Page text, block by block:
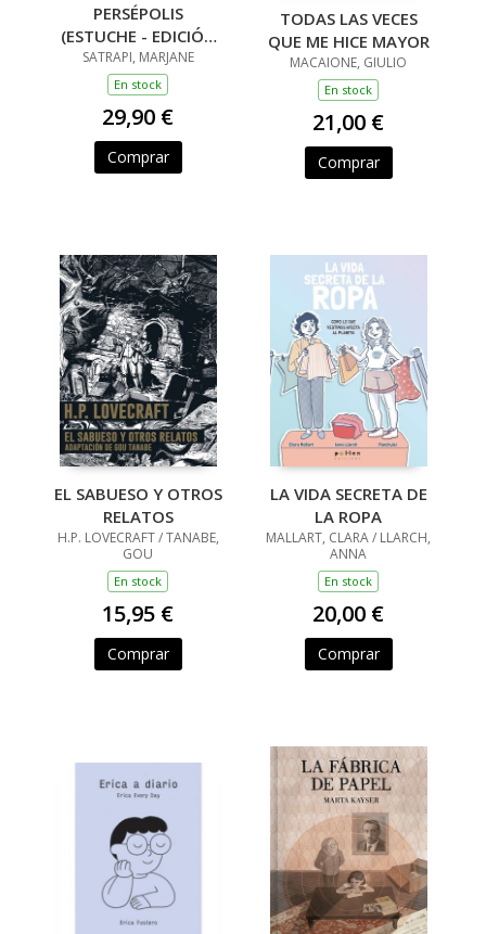
PERSÉPOLIS
(ESTUCHE - EDICIÓN
25 ANIVERSARIO)
SATRAPI, MARJANE
En stock
29,90 €
Comprar
TODAS LAS VECES
QUE ME HICE MAYOR
MACAIONE, GIULIO
En stock
21,00 €
Comprar
EL SABUESO Y OTROS
RELATOS
H.P. LOVECRAFT / TANABE,
GOU
En stock
15,95 €
Comprar
LA VIDA SECRETA DE
LA ROPA
MALLART, CLARA / LLARCH,
ANNA
En stock
20,00 €
Comprar